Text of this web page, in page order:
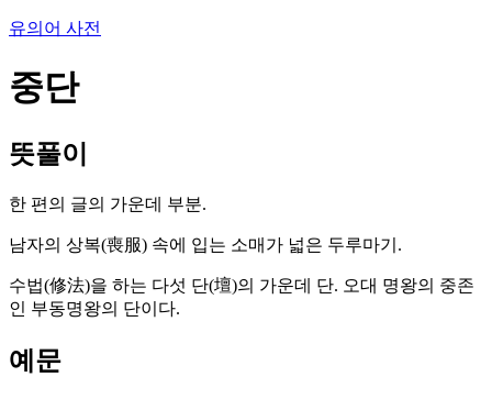
유의어 사전
중단
뜻풀이
한 편의 글의 가운데 부분.
남자의 상복(喪服) 속에 입는 소매가 넓은 두루마기.
수법(修法)을 하는 다섯 단(壇)의 가운데 단. 오대 명왕의 중존
인 부동명왕의 단이다.
예문